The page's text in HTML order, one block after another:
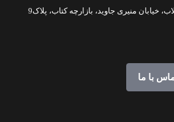
خیابان منیری جاوید، بازارچه کتاب، پلاک9
با ما